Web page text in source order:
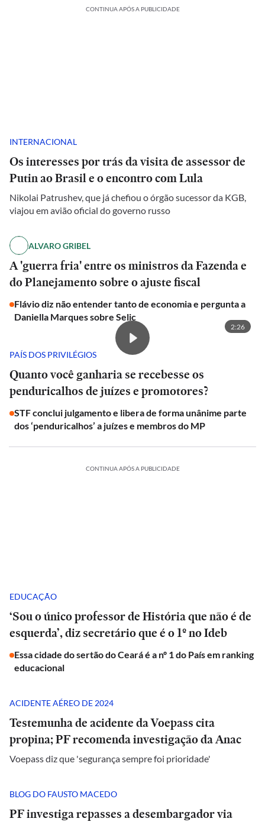
CONTINUA APÓS A PUBLICIDADE
INTERNACIONAL
Os interesses por trás da visita de assessor de
Putin ao Brasil e o encontro com Lula
Nikolai Patrushev, que já chefiou o órgão sucessor da KGB,
viajou em avião oficial do governo russo
ALVARO GRIBEL
A 'guerra fria' entre os ministros da Fazenda e
do Planejamento sobre o ajuste fiscal
Flávio diz não entender tanto de economia e pergunta a
Daniella Marques sobre Selic
2:26
PAÍS DOS PRIVILÉGIOS
Quanto você ganharia se recebesse os
penduricalhos de juízes e promotores?
STF conclui julgamento e libera de forma unânime parte
dos ‘penduricalhos’ a juízes e membros do MP
CONTINUA APÓS A PUBLICIDADE
EDUCAÇÃO
‘Sou o único professor de História que não é de
esquerda’, diz secretário que é o 1º no Ideb
Essa cidade do sertão do Ceará é a nº 1 do País em ranking
educacional
ACIDENTE AÉREO DE 2024
Testemunha de acidente da Voepass cita
propina; PF recomenda investigação da Anac
Voepass diz que 'segurança sempre foi prioridade'
BLOG DO FAUSTO MACEDO
PF investiga repasses a desembargador via